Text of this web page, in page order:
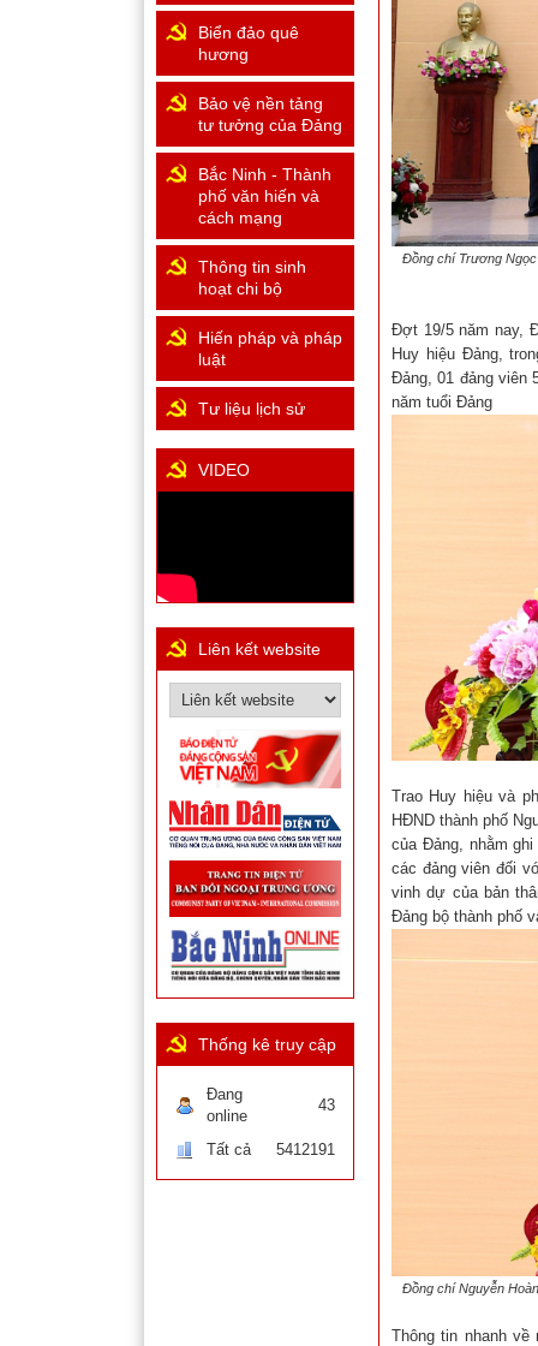
Đồng chí Trương Ngọc
Đợt 19/5 năm nay,
Huy hiệu Đảng,
Đảng, 01 đảng viên
năm tuổi Đảng
Trao Huy hiệu và
HĐND thành phố
của Đảng, nhằm
các đảng viên đối
vinh dự của bản
Đảng bộ thành phố
Đồng chí Nguyễn
Thông tin nhanh về
Biển đảo quê
hương
Bảo vệ nền tảng
tư tưởng của Đảng
Bắc Ninh - Thành
phố văn hiến và
cách mạng
Thông tin sinh
hoạt chi bộ
Hiến pháp và pháp
luật
Tư liệu lịch sử
VIDEO
Liên kết website
Thống kê truy cập
Đang
online
43
Tất cả 5412191